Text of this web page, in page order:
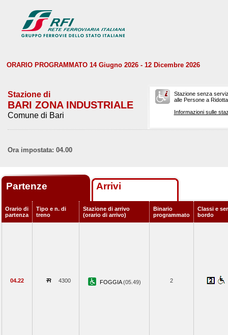
ORARIO PROGRAMMATO 14 Giugno 2026 - 12 Dicembre 2026
Stazione di
BARI ZONA INDUSTRIALE
Comune di Bari
Stazione senza
alle Persone a
Informazioni sulle
Ora impostata: 04.00
Partenze Arrivi
Orario di
partenza
Tipo e n. di
treno
Stazione di arrivo
(orario di arrivo)
Binario
programmato
Classi e
bordo
04.22 4300 FOGGIA(05.49) 2